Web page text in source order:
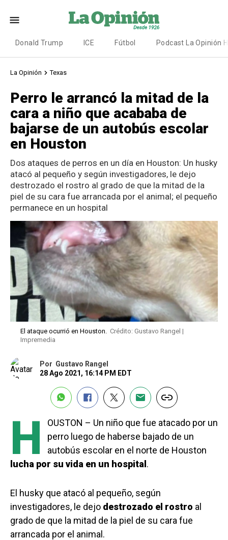
Donald Trump ICE Fútbol Podcast La Opinión
La Opinión Texas
Perro le arrancó la mitad de la
cara a niño que acababa de
bajarse de un autobús escolar
en Houston
Dos ataques de perros en un día en Houston: Un husky
atacó al pequeño y según investigadores, le dejo
destrozado el rostro al grado de que la mitad de la
piel de su cara fue arrancada por el animal; el pequeño
permanece en un hospital
El ataque ocurrió en Houston. Crédito: Gustavo Rangel |
Impremedia
Por Gustavo Rangel
28 Ago 2021, 16:14 PM EDT
H
OUSTON – Un niño que fue atacado por un
perro luego de haberse bajado de un
autobús escolar en el norte de Houston
lucha por su vida en un hospital.
El husky que atacó al pequeño, según
investigadores, le dejo destrozado el rostro al
grado de que la mitad de la piel de su cara fue
arrancada por el animal.